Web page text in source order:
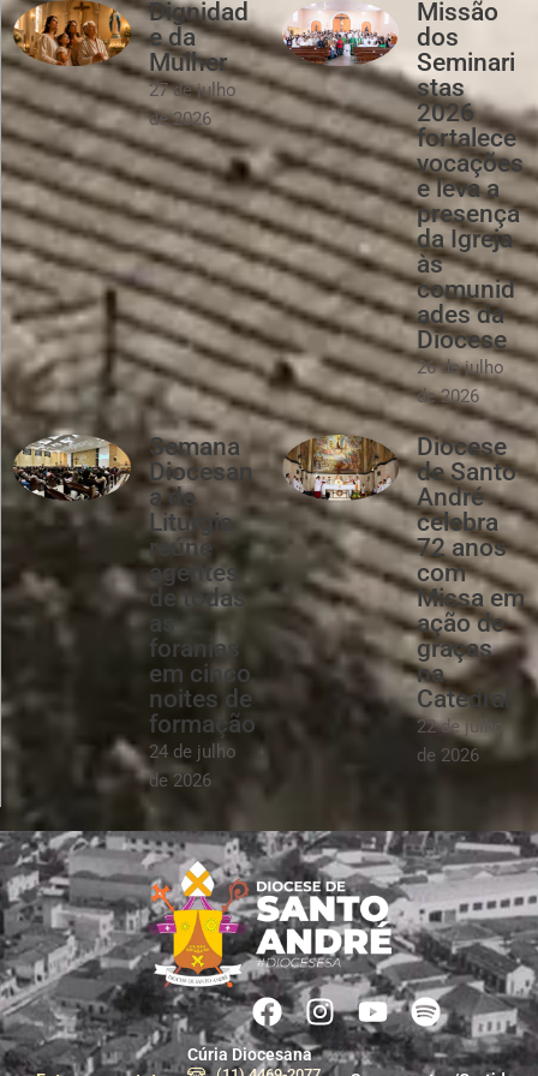
Dignidad
e da
Mulher
27 de julho
de 2026
Missão
dos
Seminari
stas
2026
fortalece
vocações
e leva a
presença
da Igreja
às
comunid
ades da
Diocese
26 de julho
de 2026
Semana
Diocesan
a de
Liturgia
reúne
agentes
de todas
as
foranias
em cinco
noites de
formação
24 de julho
de 2026
Diocese
de Santo
André
celebra
72 anos
com
Missa em
ação de
graças
na
Catedral
22 de julho
de 2026
Cúria Diocesana